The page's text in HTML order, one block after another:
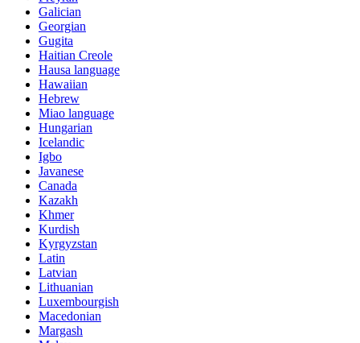
Galician
Georgian
Gugita
Haitian Creole
Hausa language
Hawaiian
Hebrew
Miao language
Hungarian
Icelandic
Igbo
Javanese
Canada
Kazakh
Khmer
Kurdish
Kyrgyzstan
Latin
Latvian
Lithuanian
Luxembourgish
Macedonian
Margash